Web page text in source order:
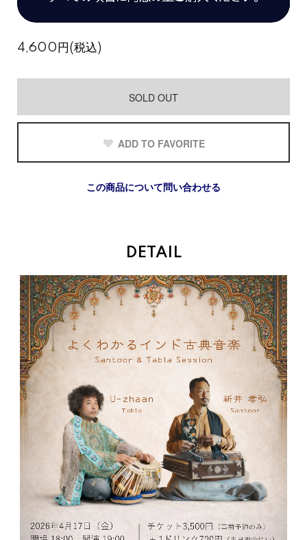
4,600円(税込)
SOLD OUT
ADD TO FAVORITE
この商品について問い合わせる
DETAIL